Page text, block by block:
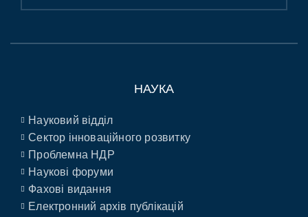
НАУКА
Науковий відділ
Сектор інноваційного розвитку
Проблемна НДР
Наукові форуми
Фахові видання
Електронний архів публікацій